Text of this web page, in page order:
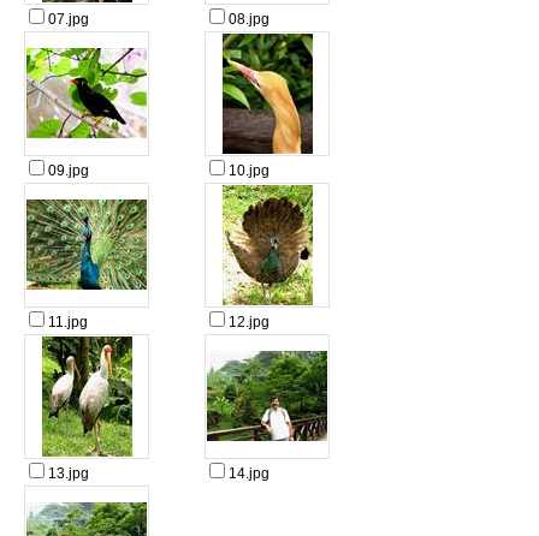
07.jpg 08.jpg
09.jpg 10.jpg
11.jpg 12.jpg
13.jpg 14.jpg